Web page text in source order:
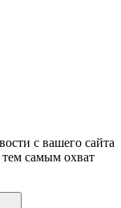
с вашего сайта
тем самым охват